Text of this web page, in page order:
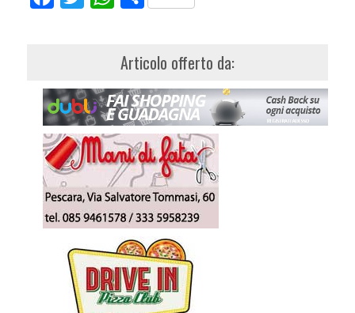
Articolo offerto da: